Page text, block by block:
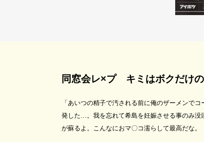
同窓会レ×プ キミはボクだけ
「あいつの精子で汚される前に俺のザーメンで
発した…。我を忘れて希島を妊娠させる事のみ没
が蘇るよ。こんなにおマ〇コ濡らして最高だな。